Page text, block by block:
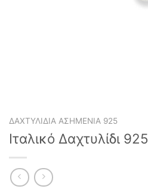
ΔΑΧΤΥΛΊΔΙΑ ΑΣΗΜΈΝΙΑ 925
Ιταλικό Δαχτυλίδι 925